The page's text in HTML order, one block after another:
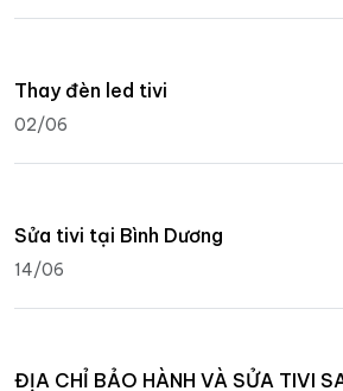
Thay đèn led tivi
02/06
Sửa tivi tại Bình Dương
14/06
ĐỊA CHỈ BẢO HÀNH VÀ SỬA TIVI